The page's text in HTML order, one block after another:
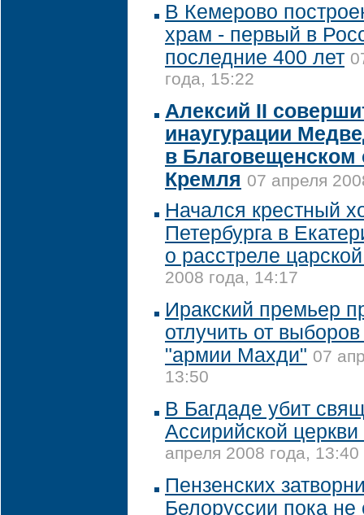
В Кемерово
храм - первый в
последние 400 лет
года, 15:22
Алексий II
инаугурации
в Благовещенском
Кремля 07 апреля
Начался крестный
Петербурга в
о расстреле
2008 года, 14:17
Иракский премьер
отлучить от
"армии Махди" 07
13:50
В Багдаде убит
Ассирийской церкви
апреля 2008 года, 13:40
Пензенских
Белоруссии пока не